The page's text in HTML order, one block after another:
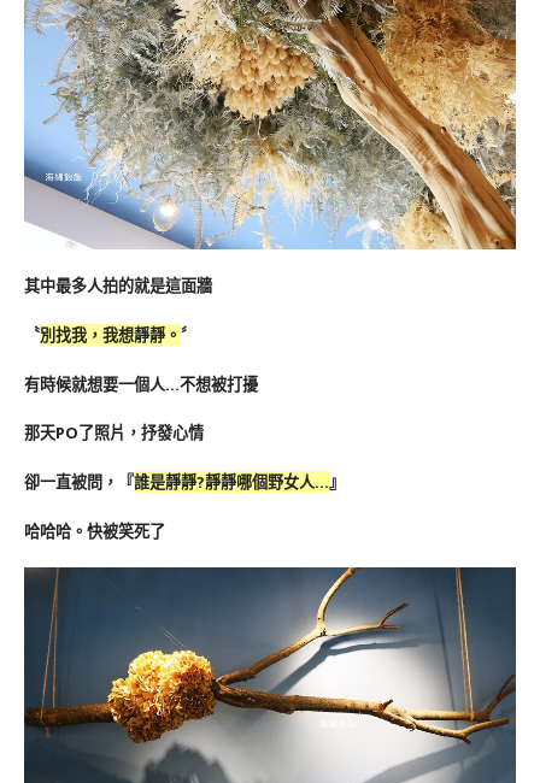
其中最多人拍的就是這面牆
〝別找我，我想靜靜。 〞
有時候就想要一個人…不想被打擾
那天PO了照片，抒發心情
卻一直被問，『誰是靜靜?靜靜哪個野女人…』
哈哈哈。快被笑死了